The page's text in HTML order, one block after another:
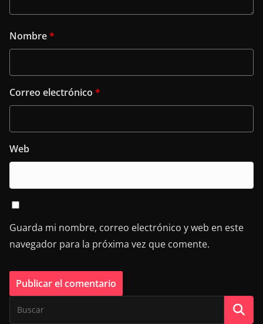
Nombre*
Correo electrónico *
Web
Guarda mi nombre, correo electrónico y web en este
navegador para la próxima vez que comente.